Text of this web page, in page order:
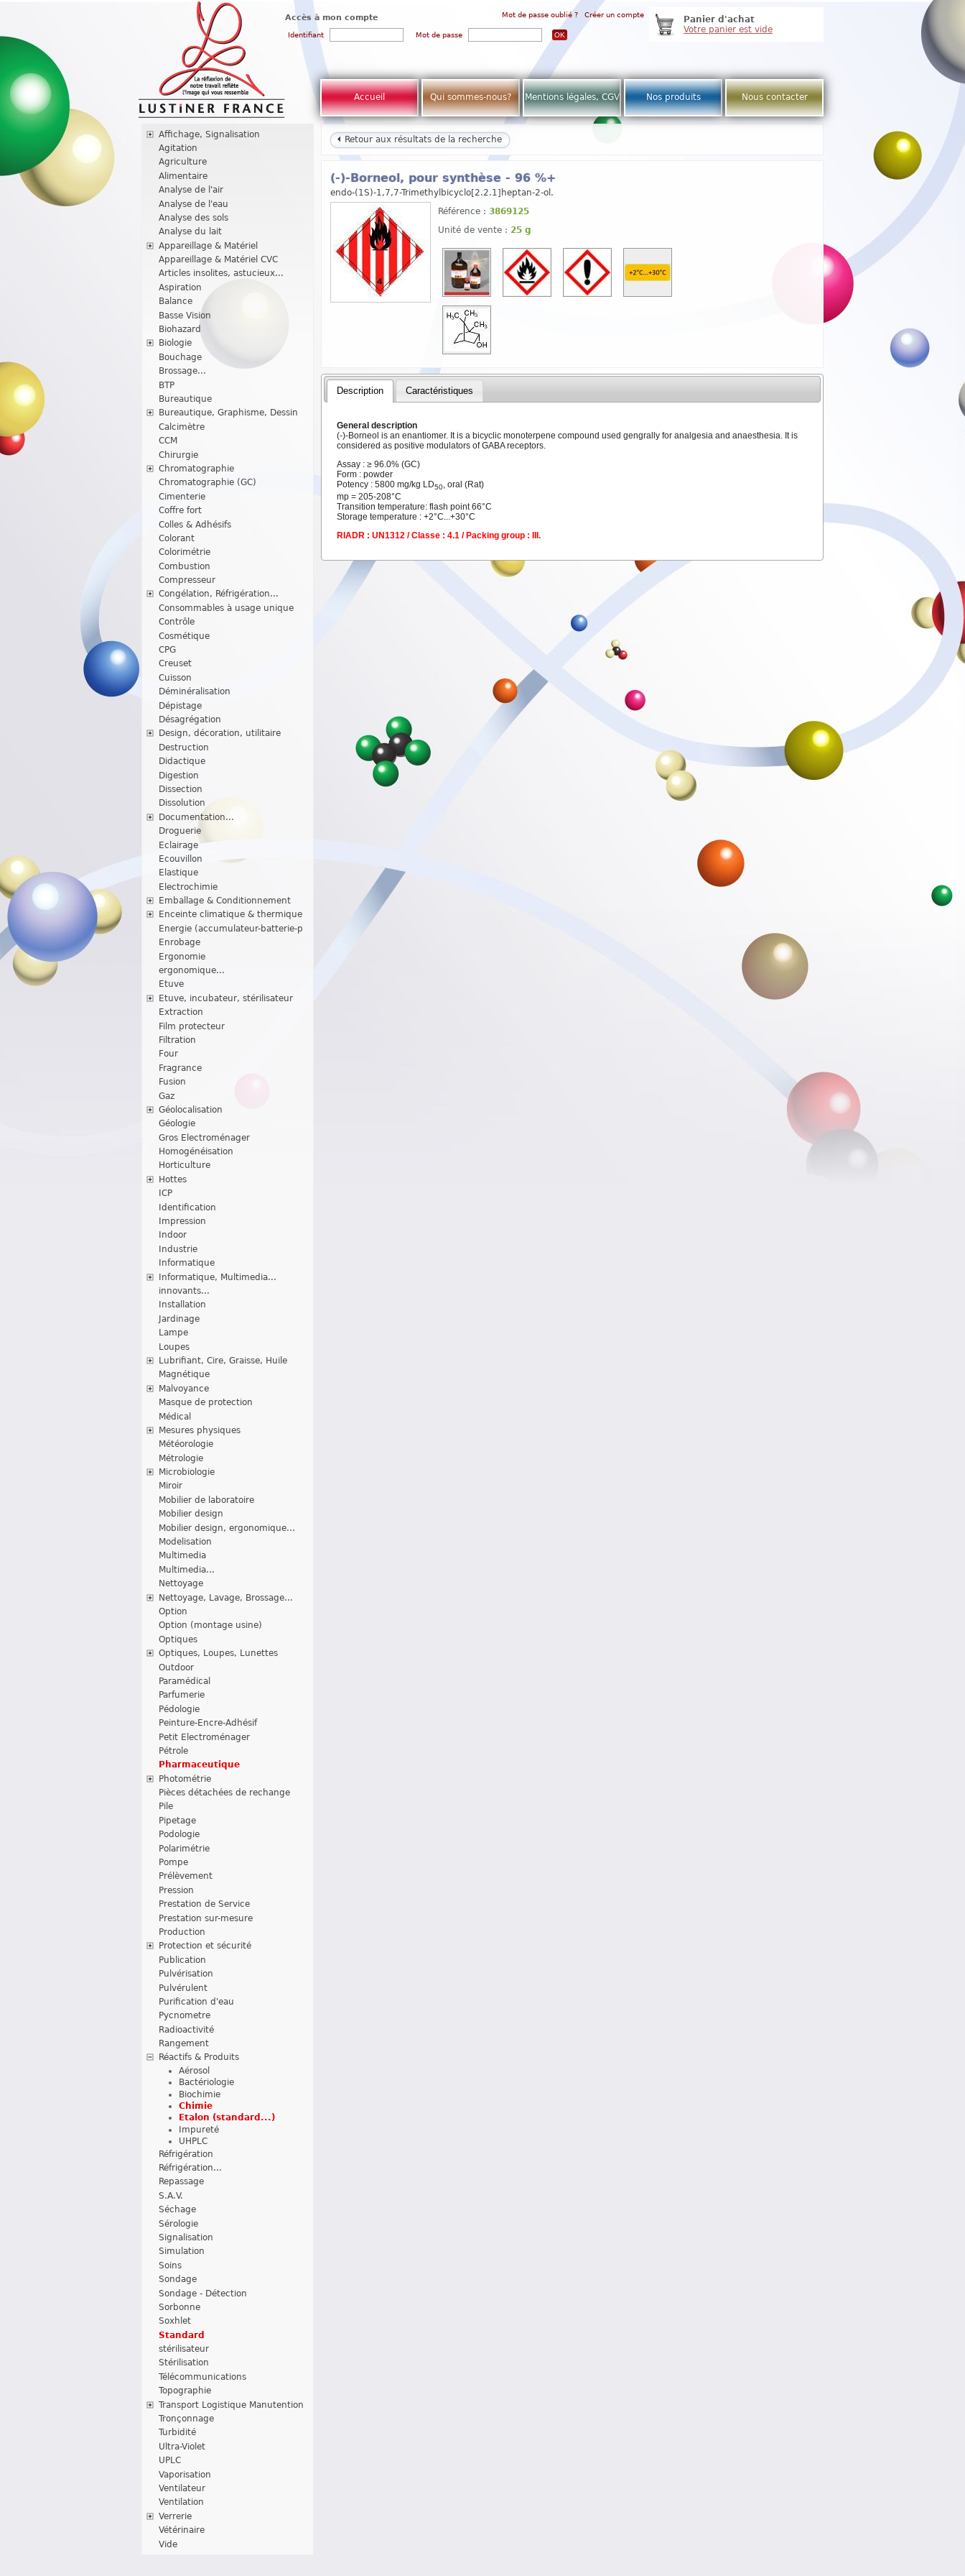
Accès à mon compte Mot de passe oublié ? Créer un compte
Identifiant Mot de passe
Panier d'achat
Votre panier est vide
Accueil Qui sommes-nous? Mentions légales, CGV Nos produits Nous contacter
Affichage, Signalisation
Agitation
Agriculture
Alimentaire
Analyse de l'air
Analyse de l'eau
Analyse des sols
Analyse du lait
Appareillage & Matériel
Appareillage & Matériel CVC
Articles insolites, astucieux...
Aspiration
Balance
Basse Vision
Biohazard
Biologie
Bouchage
Brossage...
BTP
Bureautique
Bureautique, Graphisme, Dessin
Calcimètre
CCM
Chirurgie
Chromatographie
Chromatographie (GC)
Cimenterie
Coffre fort
Colles & Adhésifs
Colorant
Colorimétrie
Combustion
Compresseur
Congélation, Réfrigération...
Consommables à usage unique
Contrôle
Cosmétique
CPG
Creuset
Cuisson
Déminéralisation
Dépistage
Désagrégation
Design, décoration, utilitaire
Destruction
Didactique
Digestion
Dissection
Dissolution
Documentation...
Droguerie
Eclairage
Ecouvillon
Elastique
Electrochimie
Emballage & Conditionnement
Enceinte climatique & thermique
Energie (accumulateur-batterie-p
Enrobage
Ergonomie
ergonomique...
Etuve
Etuve, incubateur, stérilisateur
Extraction
Film protecteur
Filtration
Four
Fragrance
Fusion
Gaz
Géolocalisation
Géologie
Gros Electroménager
Homogénéisation
Horticulture
Hottes
ICP
Identification
Impression
Indoor
Industrie
Informatique
Informatique, Multimedia...
innovants...
Installation
Jardinage
Lampe
Loupes
Lubrifiant, Cire, Graisse, Huile
Magnétique
Malvoyance
Masque de protection
Médical
Mesures physiques
Météorologie
Métrologie
Microbiologie
Miroir
Mobilier de laboratoire
Mobilier design
Mobilier design, ergonomique...
Modelisation
Multimedia
Multimedia...
Nettoyage
Nettoyage, Lavage, Brossage...
Option
Option (montage usine)
Optiques
Optiques, Loupes, Lunettes
Outdoor
Paramédical
Parfumerie
Pédologie
Peinture-Encre-Adhésif
Petit Electroménager
Pétrole
Pharmaceutique
Photométrie
Pièces détachées de rechange
Pile
Pipetage
Podologie
Polarimétrie
Pompe
Prélèvement
Pression
Prestation de Service
Prestation sur-mesure
Production
Protection et sécurité
Publication
Pulvérisation
Pulvérulent
Purification d'eau
Pycnometre
Radioactivité
Rangement
Réactifs & Produits
Aérosol
Bactériologie
Biochimie
Chimie
Etalon (standard...)
Impureté
UHPLC
Réfrigération
Réfrigération...
Repassage
S.A.V.
Séchage
Sérologie
Signalisation
Simulation
Soins
Sondage
Sondage - Détection
Sorbonne
Soxhlet
Standard
stérilisateur
Stérilisation
Télécommunications
Topographie
Transport Logistique Manutention
Tronçonnage
Turbidité
Ultra-Violet
UPLC
Vaporisation
Ventilateur
Ventilation
Verrerie
Vétérinaire
Vide
Retour aux résultats de la recherche
(-)-Borneol, pour synthèse - 96 %+
endo-(1S)-1,7,7-Trimethylbicyclo[2.2.1]heptan-2-ol.
Référence : 3869125
Unité de vente : 25 g
Description Caractéristiques
General description
(-)-Borneol is an enantiomer. It is a bicyclic monoterpene compound used gengrally for analgesia and anaesthesia. It is
considered as positive modulators of GABA receptors.
Assay : ≥ 96.0% (GC)
Form : powder
Potency : 5800 mg/kg LD50, oral (Rat)
mp = 205-208°C
Transition temperature: flash point 66°C
Storage temperature : +2°C...+30°C
RIADR : UN1312 / Classe : 4.1 / Packing group : III.